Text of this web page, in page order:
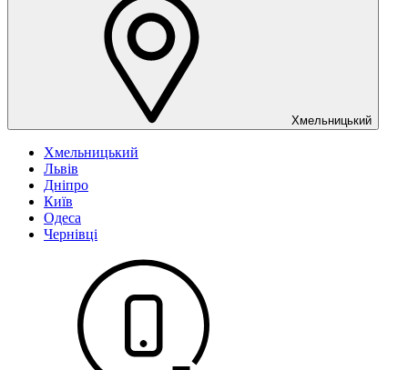
Хмельницький
Хмельницький
Львів
Дніпро
Київ
Одеса
Чернівці